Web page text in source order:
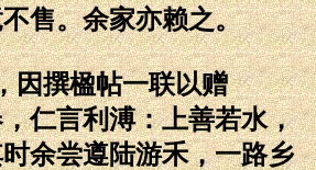
售。余家亦赖之。
撰楹帖一联以赠
仁言利溥：上善若水，
余尝遵陆游禾，一路乡